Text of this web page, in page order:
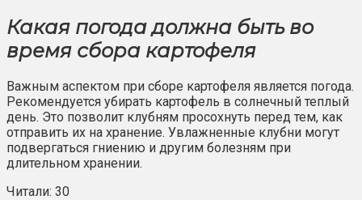
Какая погода должна быть во
время сбора картофеля
Важным аспектом при сборе картофеля является погода.
Рекомендуется убирать картофель в солнечный теплый
день. Это позволит клубням просохнуть перед тем, как
отправить их на хранение. Увлажненные клубни могут
подвергаться гниению и другим болезням при
длительном хранении.
Читали: 30